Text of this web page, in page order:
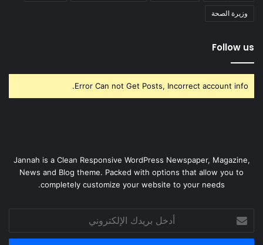
وزيرة الصحة
Follow us
Error Can not Get Posts, Incorrect account info.
Jannah is a Clean Responsive WordPress Newspaper, Magazine,
News and Blog theme. Packed with options that allow you to
completely customize your website to your needs.
بريدك
الإلكتروني